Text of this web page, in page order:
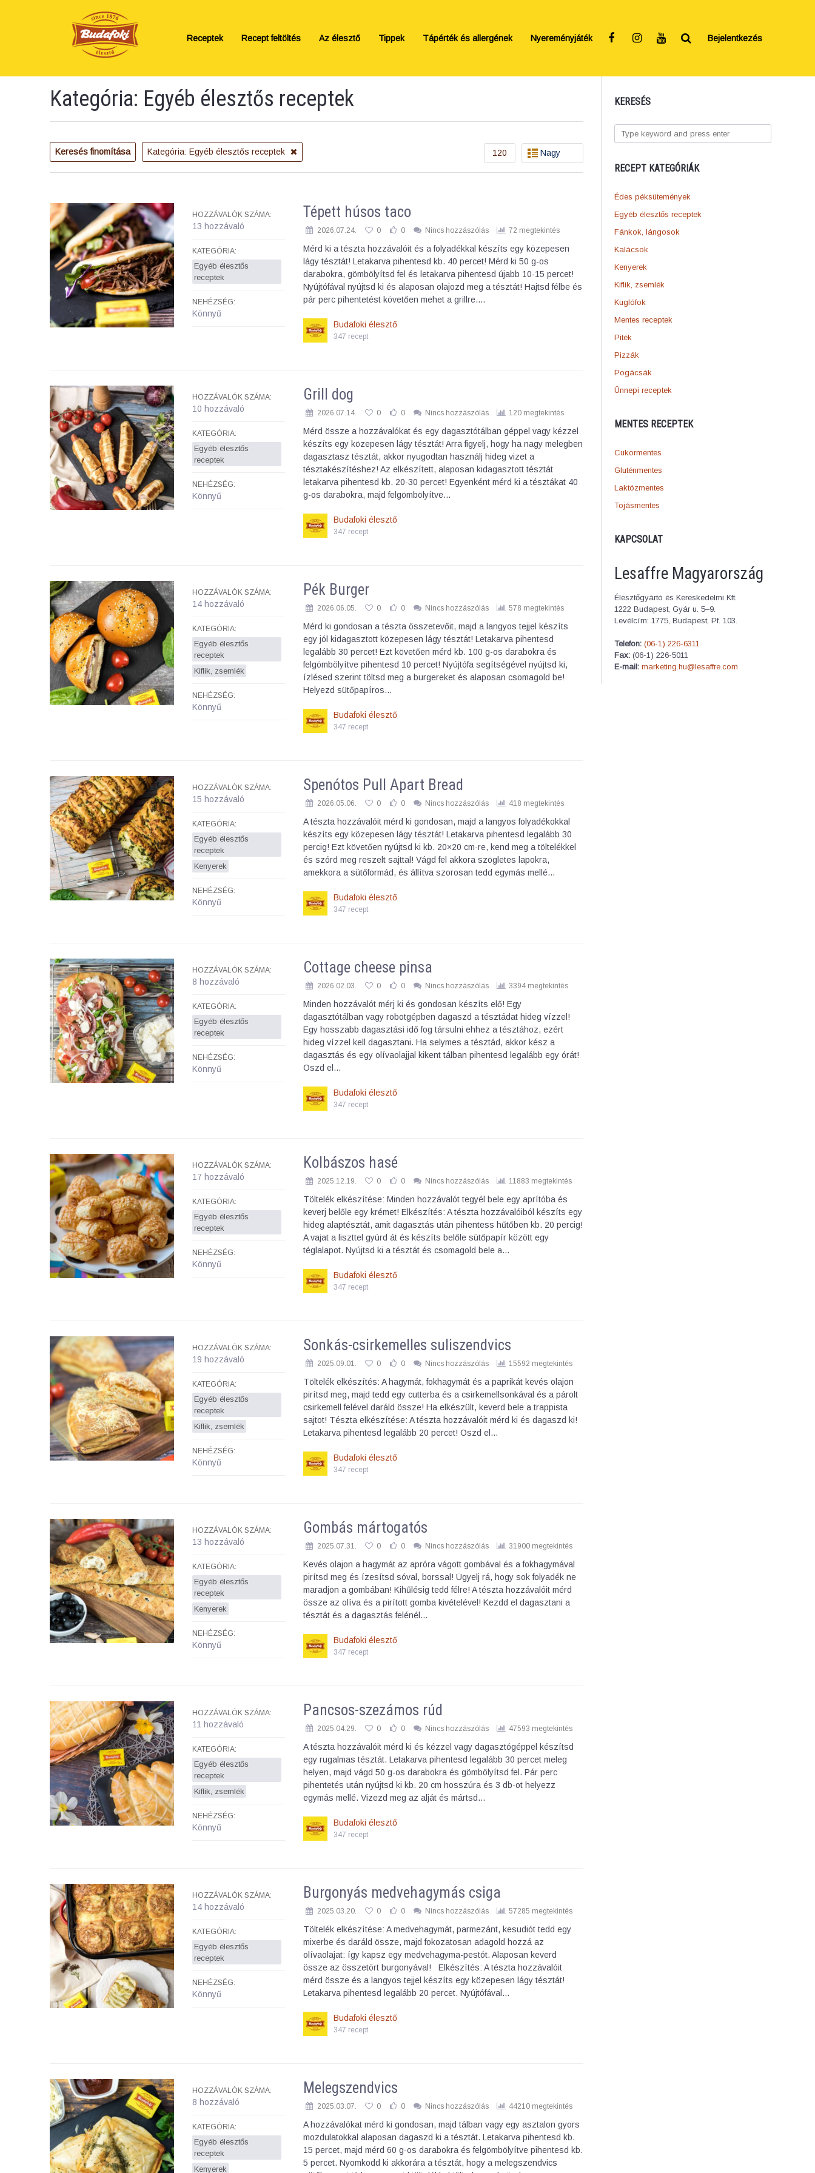
Receptek Recept feltöltés Az élesztő Tippek Tápérték és allergének Nyereményjáték Bejelentkezés
KERESÉS
RECEPT KATEGÓRIÁK
Édes péksütemények
Egyéb élesztős receptek
Fánkok, lángosok
Kalácsok
Kenyerek
Kiflik, zsemlék
Kuglófok
Mentes receptek
Piték
Pizzák
Pogácsák
Ünnepi receptek
MENTES RECEPTEK
Cukormentes
Gluténmentes
Laktózmentes
Tojásmentes
KAPCSOLAT
Lesaffre Magyarország
Élesztőgyártó és Kereskedelmi Kft.
1222 Budapest, Gyár u. 5–9.
Levélcím: 1775, Budapest, Pf. 103.
Telefon: (06-1) 226-6311
Fax: (06-1) 226-5011
E-mail: marketing.hu@lesaffre.com
Kategória: Egyéb élesztős receptek
Keresés finomítása Kategória: Egyéb élesztős receptek Nagy
120
HOZZÁVALÓK SZÁMA:
13 hozzávaló
KATEGÓRIA:
Egyéb élesztős
receptek
NEHÉZSÉG:
Könnyű
Tépett húsos taco
2026.07.24. 0 0 Nincs hozzászólás 72 megtekintés
Mérd ki a tészta hozzávalóit és a folyadékkal készíts egy közepesen
lágy tésztát! Letakarva pihentesd kb. 40 percet! Mérd ki 50 g-os
darabokra, gömbölyítsd fel és letakarva pihentesd újabb 10-15 percet!
Nyújtófával nyújtsd ki és alaposan olajozd meg a tésztát! Hajtsd félbe és
pár perc pihentetést követően mehet a grillre.…
Budafoki élesztő
347 recept
HOZZÁVALÓK SZÁMA:
10 hozzávaló
KATEGÓRIA:
Egyéb élesztős
receptek
NEHÉZSÉG:
Könnyű
Grill dog
2026.07.14. 0 0 Nincs hozzászólás 120 megtekintés
Mérd össze a hozzávalókat és egy dagasztótálban géppel vagy kézzel
készíts egy közepesen lágy tésztát! Arra figyelj, hogy ha nagy melegben
dagasztasz tésztát, akkor nyugodtan használj hideg vizet a
tésztakészítéshez! Az elkészített, alaposan kidagasztott tésztát
letakarva pihentesd kb. 20-30 percet! Egyenként mérd ki a tésztákat 40
g-os darabokra, majd felgömbölyítve…
Budafoki élesztő
347 recept
HOZZÁVALÓK SZÁMA:
14 hozzávaló
KATEGÓRIA:
Egyéb élesztős
receptek
Kiflik, zsemlék
NEHÉZSÉG:
Könnyű
Pék Burger
2026.06.05. 0 0 Nincs hozzászólás 578 megtekintés
Mérd ki gondosan a tészta összetevőit, majd a langyos tejjel készíts
egy jól kidagasztott közepesen lágy tésztát! Letakarva pihentesd
legalább 30 percet! Ezt követően mérd kb. 100 g-os darabokra és
felgömbölyítve pihentesd 10 percet! Nyújtófa segítségével nyújtsd ki,
ízlésed szerint töltsd meg a burgereket és alaposan csomagold be!
Helyezd sütőpapíros…
Budafoki élesztő
347 recept
HOZZÁVALÓK SZÁMA:
15 hozzávaló
KATEGÓRIA:
Egyéb élesztős
receptek
Kenyerek
NEHÉZSÉG:
Könnyű
Spenótos Pull Apart Bread
2026.05.06. 0 0 Nincs hozzászólás 418 megtekintés
A tészta hozzávalóit mérd ki gondosan, majd a langyos folyadékokkal
készíts egy közepesen lágy tésztát! Letakarva pihentesd legalább 30
percig! Ezt követően nyújtsd ki kb. 20×20 cm-re, kend meg a töltelékkel
és szórd meg reszelt sajttal! Vágd fel akkora szögletes lapokra,
amekkora a sütőformád, és állítva szorosan tedd egymás mellé…
Budafoki élesztő
347 recept
HOZZÁVALÓK SZÁMA:
8 hozzávaló
KATEGÓRIA:
Egyéb élesztős
receptek
NEHÉZSÉG:
Könnyű
Cottage cheese pinsa
2026.02.03. 0 0 Nincs hozzászólás 3394 megtekintés
Minden hozzávalót mérj ki és gondosan készíts elő! Egy
dagasztótálban vagy robotgépben dagaszd a tésztádat hideg vízzel!
Egy hosszabb dagasztási idő fog társulni ehhez a tésztához, ezért
hideg vízzel kell dagasztani. Ha selymes a tésztád, akkor kész a
dagasztás és egy olívaolajjal kikent tálban pihentesd legalább egy órát!
Oszd el…
Budafoki élesztő
347 recept
HOZZÁVALÓK SZÁMA:
17 hozzávaló
KATEGÓRIA:
Egyéb élesztős
receptek
NEHÉZSÉG:
Könnyű
Kolbászos hasé
2025.12.19. 0 0 Nincs hozzászólás 11883 megtekintés
Töltelék elkészítése: Minden hozzávalót tegyél bele egy aprítóba és
keverj belőle egy krémet! Elkészítés: A tészta hozzávalóiból készíts egy
hideg alaptésztát, amit dagasztás után pihentess hűtőben kb. 20 percig!
A vajat a liszttel gyúrd át és készíts belőle sütőpapír között egy
téglalapot. Nyújtsd ki a tésztát és csomagold bele a…
Budafoki élesztő
347 recept
HOZZÁVALÓK SZÁMA:
19 hozzávaló
KATEGÓRIA:
Egyéb élesztős
receptek
Kiflik, zsemlék
NEHÉZSÉG:
Könnyű
Sonkás-csirkemelles suliszendvics
2025.09.01. 0 0 Nincs hozzászólás 15592 megtekintés
Töltelék elkészítés: A hagymát, fokhagymát és a paprikát kevés olajon
pirítsd meg, majd tedd egy cutterba és a csirkemellsonkával és a párolt
csirkemell felével daráld össze! Ha elkészült, keverd bele a trappista
sajtot! Tészta elkészítése: A tészta hozzávalóit mérd ki és dagaszd ki!
Letakarva pihentesd legalább 20 percet! Oszd el…
Budafoki élesztő
347 recept
HOZZÁVALÓK SZÁMA:
13 hozzávaló
KATEGÓRIA:
Egyéb élesztős
receptek
Kenyerek
NEHÉZSÉG:
Könnyű
Gombás mártogatós
2025.07.31. 0 0 Nincs hozzászólás 31900 megtekintés
Kevés olajon a hagymát az apróra vágott gombával és a fokhagymával
pirítsd meg és ízesítsd sóval, borssal! Ügyelj rá, hogy sok folyadék ne
maradjon a gombában! Kihűlésig tedd félre! A tészta hozzávalóit mérd
össze az olíva és a pirított gomba kivételével! Kezdd el dagasztani a
tésztát és a dagasztás felénél…
Budafoki élesztő
347 recept
HOZZÁVALÓK SZÁMA:
11 hozzávaló
KATEGÓRIA:
Egyéb élesztős
receptek
Kiflik, zsemlék
NEHÉZSÉG:
Könnyű
Pancsos-szezámos rúd
2025.04.29. 0 0 Nincs hozzászólás 47593 megtekintés
A tészta hozzávalóit mérd ki és kézzel vagy dagasztógéppel készítsd
egy rugalmas tésztát. Letakarva pihentesd legalább 30 percet meleg
helyen, majd vágd 50 g-os darabokra és gömbölyítsd fel. Pár perc
pihentetés után nyújtsd ki kb. 20 cm hosszúra és 3 db-ot helyezz
egymás mellé. Vizezd meg az alját és mártsd…
Budafoki élesztő
347 recept
HOZZÁVALÓK SZÁMA:
14 hozzávaló
KATEGÓRIA:
Egyéb élesztős
receptek
NEHÉZSÉG:
Könnyű
Burgonyás medvehagymás csiga
2025.03.20. 0 0 Nincs hozzászólás 57285 megtekintés
Töltelék elkészítése: A medvehagymát, parmezánt, kesudiót tedd egy
mixerbe és daráld össze, majd fokozatosan adagold hozzá az
olívaolajat: így kapsz egy medvehagyma-pestót. Alaposan keverd
össze az összetört burgonyával! Elkészítés: A tészta hozzávalóit
mérd össze és a langyos tejjel készíts egy közepesen lágy tésztát!
Letakarva pihentesd legalább 20 percet. Nyújtófával…
Budafoki élesztő
347 recept
HOZZÁVALÓK SZÁMA:
8 hozzávaló
KATEGÓRIA:
Egyéb élesztős
receptek
Kenyerek
Melegszendvics
2025.03.07. 0 0 Nincs hozzászólás 44210 megtekintés
A hozzávalókat mérd ki gondosan, majd tálban vagy egy asztalon gyors
mozdulatokkal alaposan dagaszd ki a tésztát. Letakarva pihentesd kb.
15 percet, majd mérd 60 g-os darabokra és felgömbölyítve pihentesd kb.
5 percet. Nyomkodd ki akkorára a tésztát, hogy a melegszendvics